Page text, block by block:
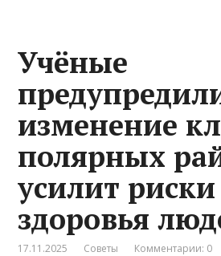
Учёные
изменение
полярных
усилит
здоровья
17.11.2025 Советы Комментарии: 0